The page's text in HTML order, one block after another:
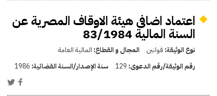
اعتماد اضافى هيئة الاوقاف المصرية عن
السنة المالية 83/1984
نوع الوثيقة: قوانين المجال و القطاع: المالية العامة
رقم الوثيقة/رقم الدعوى: 129 سنة الإصدار/السنة القضائية: 1986